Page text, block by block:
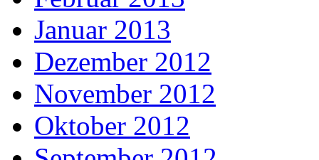
Januar 2013
Dezember 2012
November 2012
Oktober 2012